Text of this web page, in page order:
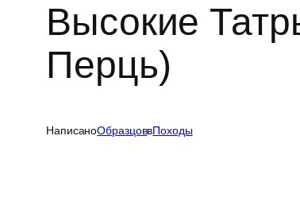
Высокие
Перць)
НаписаноОбразцоввПоходы